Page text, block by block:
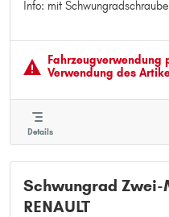
Info: mit
Ergänzungsartikel/
Fahrzeugver­wendung
Verwendung des
Details
Schwungrad
RENAULT